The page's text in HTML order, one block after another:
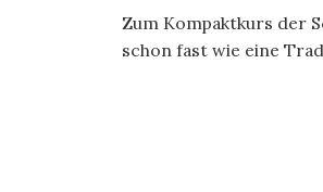
Zum Kompaktkurs der
schon fast wie eine